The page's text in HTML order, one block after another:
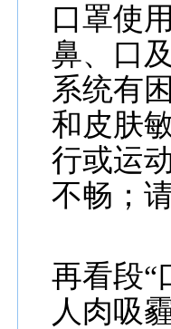
口罩使
鼻、口
系统有
和皮肤
行或运
不畅；
再看段“
人肉吸